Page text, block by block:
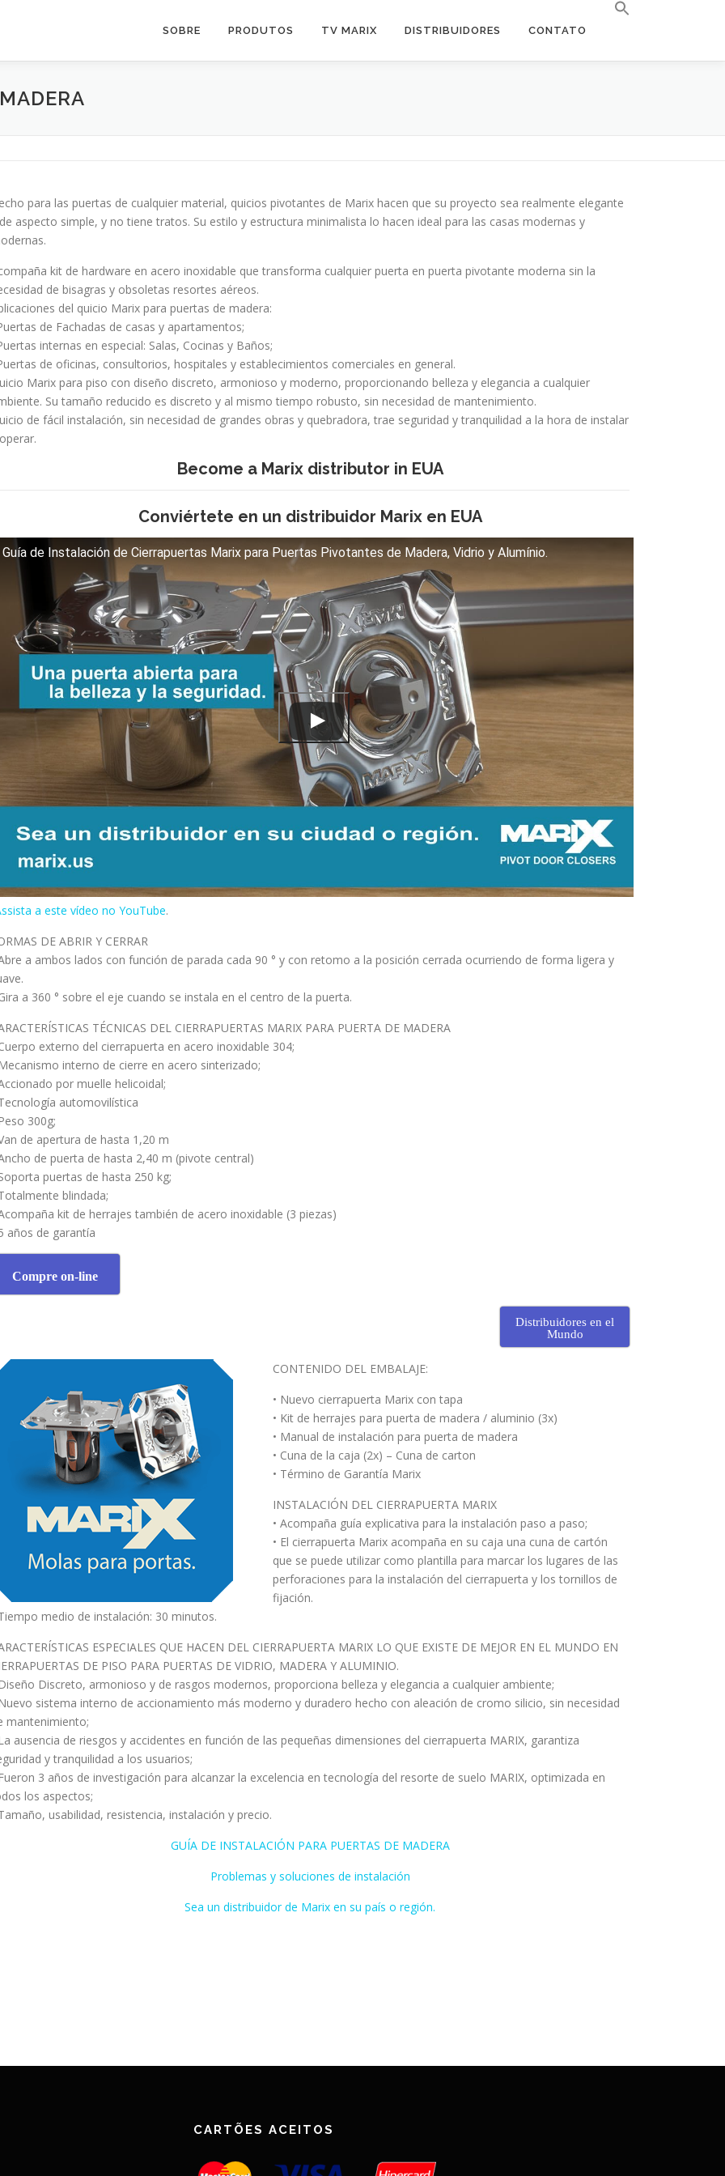
SOBRE PRODUTOS TV MARIX DISTRIBUIDORES CONTATO
para las puertas de cualquier material, quicios pivotantes de Marix hacen que su proyecto sea realmente elegante
aspecto simple, y no tiene tratos. Su estilo y estructura minimalista lo hacen ideal para las casas modernas y
kit de hardware en acero inoxidable que transforma cualquier puerta en puerta pivotante moderna sin la
de bisagras y obsoletas resortes aéreos.
del quicio Marix para puertas de madera:
de Fachadas de casas y apartamentos;
internas en especial: Salas, Cocinas y Baños;
de oficinas, consultorios, hospitales y establecimientos comerciales en general.
Marix para piso con diseño discreto, armonioso y moderno, proporcionando belleza y elegancia a cualquier
Su tamaño reducido es discreto y al mismo tiempo robusto, sin necesidad de mantenimiento.
de fácil instalación, sin necesidad de grandes obras y quebradora, trae seguridad y tranquilidad a la hora de instalar
Become a Marix distributor in EUA
Conviértete en un distribuidor Marix en EUA
Guía de Instalación de Cierrapuertas Marix para Puertas Pivotantes de Madera, Vidrio y Alumínio.
a este vídeo no YouTube.
DE ABRIR Y CERRAR
a ambos lados con función de parada cada 90 ° y con retomo a la posición cerrada ocurriendo de forma ligera y
a 360 ° sobre el eje cuando se instala en el centro de la puerta.
TÉCNICAS DEL CIERRAPUERTAS MARIX PARA PUERTA DE MADERA
externo del cierrapuerta en acero inoxidable 304;
interno de cierre en acero sinterizado;
por muelle helicoidal;
automovilística
300g;
de apertura de hasta 1,20 m
de puerta de hasta 2,40 m (pivote central)
puertas de hasta 250 kg;
blindada;
kit de herrajes también de acero inoxidable (3 piezas)
años de garantía
Compre on-line
Distribuidores en el
Mundo
CONTENIDO DEL EMBALAJE:
• Nuevo cierrapuerta Marix con tapa
• Kit de herrajes para puerta de madera / aluminio (3x)
• Manual de instalación para puerta de madera
• Cuna de la caja (2x) – Cuna de carton
• Término de Garantía Marix
INSTALACIÓN DEL CIERRAPUERTA MARIX
• Acompaña guía explicativa para la instalación paso a paso;
• El cierrapuerta Marix acompaña en su caja una cuna de cartón
que se puede utilizar como plantilla para marcar los lugares de las
perforaciones para la instalación del cierrapuerta y los tornillos de
fijación.
medio de instalación: 30 minutos.
ESPECIALES QUE HACEN DEL CIERRAPUERTA MARIX LO QUE EXISTE DE MEJOR EN EL MUNDO EN
DE PISO PARA PUERTAS DE VIDRIO, MADERA Y ALUMINIO.
Discreto, armonioso y de rasgos modernos, proporciona belleza y elegancia a cualquier ambiente;
sistema interno de accionamiento más moderno y duradero hecho con aleación de cromo silicio, sin necesidad
mantenimiento;
ausencia de riesgos y accidentes en función de las pequeñas dimensiones del cierrapuerta MARIX, garantiza
y tranquilidad a los usuarios;
3 años de investigación para alcanzar la excelencia en tecnología del resorte de suelo MARIX, optimizada en
los aspectos;
usabilidad, resistencia, instalación y precio.
GUÍA DE INSTALACIÓN PARA PUERTAS DE MADERA
Problemas y soluciones de instalación
Sea un distribuidor de Marix en su país o región.
CARTÕES ACEITOS